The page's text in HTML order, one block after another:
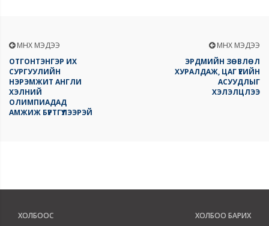
ӨМНӨХ МЭДЭЭ
ОТГОНТЭНГЭР ИХ
СУРГУУЛИЙН
НЭРЭМЖИТ АНГЛИ
ХЭЛНИЙ
ОЛИМПИАДАД
АМЖИЖ БҮРТГҮҮЛЭЭРЭЙ
ӨМНӨХ МЭДЭЭ
ЭРДМИЙН ЗӨВЛӨЛ
ХУРАЛДАЖ, ЦАГ ҮЕИЙН
АСУУДЛЫГ
ХЭЛЭЛЦЛЭЭ
ХОЛБООС ХОЛБОО БАРИХ